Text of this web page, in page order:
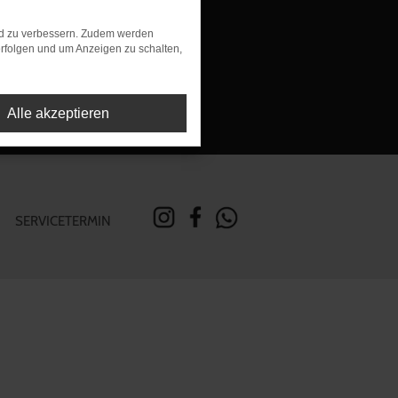
SERVICETERMIN
zu verbessern. Zudem werden
und um Anzeigen zu schalten,
Alle akzeptieren